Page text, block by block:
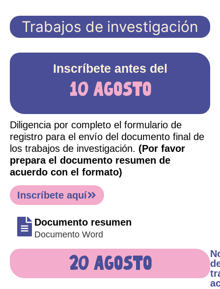
Trabajos de investigación
Inscríbete antes del
10 agosto
Diligencia por completo el formulario de
registro para el envío del documento final de
los trabajos de investigación. (Por favor
prepara el documento resumen de
acuerdo con el formato)
Inscríbete aquí
Documento resumen
Documento Word
20 agosto